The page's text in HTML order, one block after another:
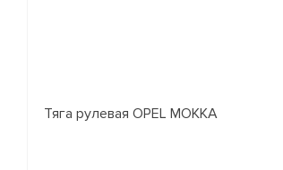
Тяга рулевая OPEL MOKKA